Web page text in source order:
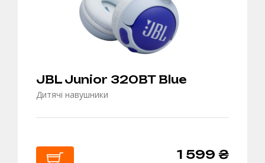
JBL Junior 320BT Blue
Дитячі навушники
1 599 ₴